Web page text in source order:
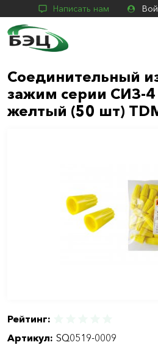
Написать нам
Соединительный
зажим серии СИЗ-
желтый (50 шт)
Рейтинг:
Артикул: SQ0519-0009